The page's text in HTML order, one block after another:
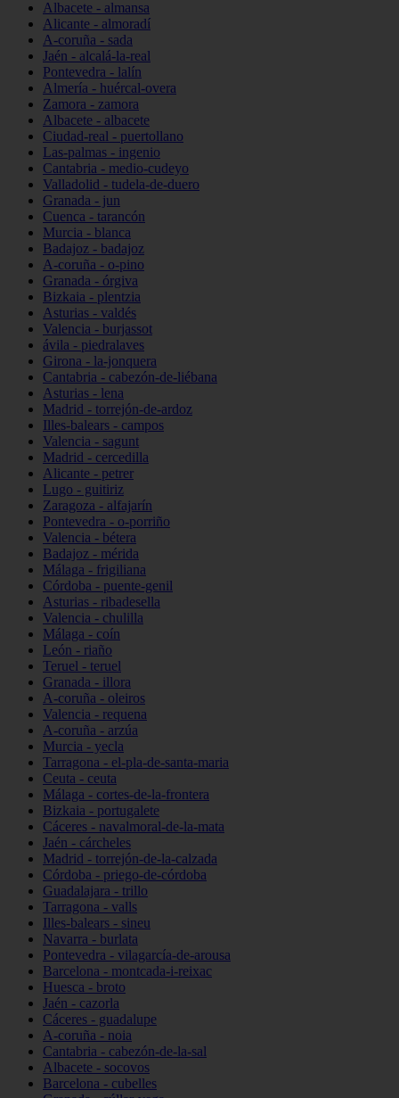
Albacete - almansa
Alicante - almoradí
A-coruña - sada
Jaén - alcalá-la-real
Pontevedra - lalín
Almería - huércal-overa
Zamora - zamora
Albacete - albacete
Ciudad-real - puertollano
Las-palmas - ingenio
Cantabria - medio-cudeyo
Valladolid - tudela-de-duero
Granada - jun
Cuenca - tarancón
Murcia - blanca
Badajoz - badajoz
A-coruña - o-pino
Granada - órgiva
Bizkaia - plentzia
Asturias - valdés
Valencia - burjassot
ávila - piedralaves
Girona - la-jonquera
Cantabria - cabezón-de-liébana
Asturias - lena
Madrid - torrejón-de-ardoz
Illes-balears - campos
Valencia - sagunt
Madrid - cercedilla
Alicante - petrer
Lugo - guitiriz
Zaragoza - alfajarín
Pontevedra - o-porriño
Valencia - bétera
Badajoz - mérida
Málaga - frigiliana
Córdoba - puente-genil
Asturias - ribadesella
Valencia - chulilla
Málaga - coín
León - riaño
Teruel - teruel
Granada - illora
A-coruña - oleiros
Valencia - requena
A-coruña - arzúa
Murcia - yecla
Tarragona - el-pla-de-santa-maria
Ceuta - ceuta
Málaga - cortes-de-la-frontera
Bizkaia - portugalete
Cáceres - navalmoral-de-la-mata
Jaén - cárcheles
Madrid - torrejón-de-la-calzada
Córdoba - priego-de-córdoba
Guadalajara - trillo
Tarragona - valls
Illes-balears - sineu
Navarra - burlata
Pontevedra - vilagarcía-de-arousa
Barcelona - montcada-i-reixac
Huesca - broto
Jaén - cazorla
Cáceres - guadalupe
A-coruña - noia
Cantabria - cabezón-de-la-sal
Albacete - socovos
Barcelona - cubelles